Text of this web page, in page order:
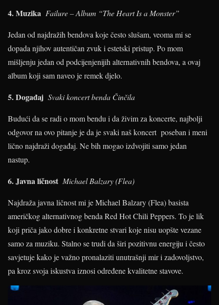
4.Muzika Failure – Album “The Heart Is a Monster”
Jedan od najdražih bendova koje često slušam, veoma mi se
dopada njihov autentičan zvuk i estetski pristup. Po mom
mišljenju jedan od podcijenjenijih alternativnih bendova, a ovaj
album koji sam naveo je remek djelo.
5. Događaj Svaki koncert benda Činčila
Budući da se radi o mom bendu i da živim za koncerte, najbolji
odgovor na ovo pitanje je da je svaki naš koncert poseban i meni
lično najdraži događaj. Ne bih mogao izdvojiti samo jedan
nastup.
6. Javna ličnost Michael Balzary (Flea)
Najdraža javna ličnost mi je Michael Balzary (Flea) basista
američkog alternativnog benda Red Hot Chili Peppers. To je lik
koji priča jako dobre i konkretne stvari koje nisu uopšte vezane
samo za muziku. Stalno se trudi da širi pozitivnu energiju i često
savjetuje kako je važno pronalaziti unutrašnji mir i zadovoljstvo,
pa kroz svoja iskustva iznosi određene kvalitetne stavove.